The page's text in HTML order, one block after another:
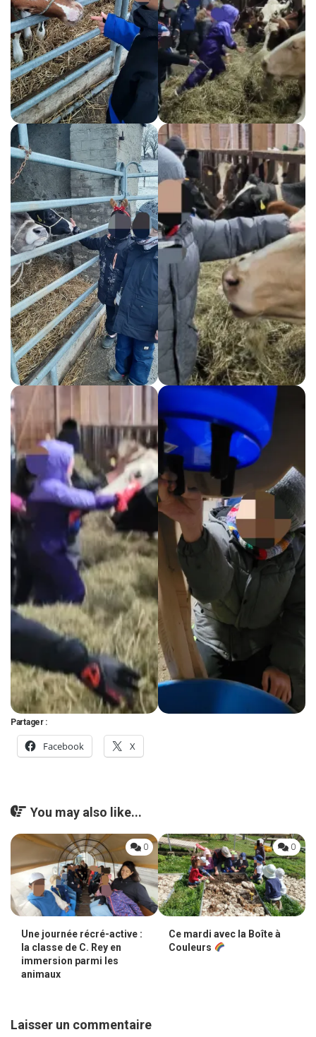
Partager :
Facebook X
You may also like...
0
Une journée récré-active :
la classe de C. Rey en
immersion parmi les
animaux
0
Ce mardi avec la Boîte à
Couleurs
Laisser un commentaire